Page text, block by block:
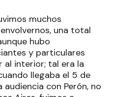
muchos
una total
hubo
y particulares
al interior; tal era la
llegaba el 5 de
con Perón, no